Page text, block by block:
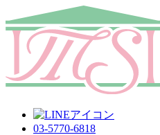
03-5770-6818